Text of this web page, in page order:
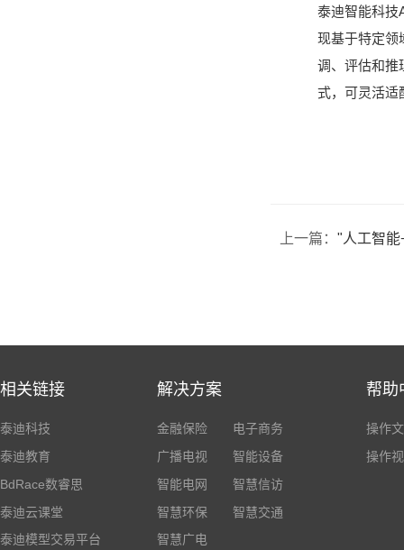
泰迪智能科技
现基于特定领
调、评估和推
式，可灵活适
上一篇： "人工智能+
相关链接
泰迪科技
泰迪教育
BdRace数睿思
泰迪云课堂
泰迪模型交易平台
解决方案
金融保险
电子商务
广播电视
智能设备
智能电网
智慧信访
智慧环保
智慧交通
智慧广电
帮助
操作
操作